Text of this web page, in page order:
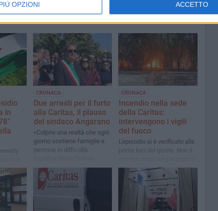
OPZIONI ACCETTO
in
CRONACA
Due arresti per il furto
alla Caritas, il plauso
del sindaco Angarano
«Colpire una realtà che ogni
giorno sostiene famiglie e
persone in difficoltà
comunità»
CRONACA
Incendio nella sede
della Caritas:
intervengono i vigili
del fuoco
L'episodio si è verificato alle
prime luci del giorno. Non è
natura dolosa